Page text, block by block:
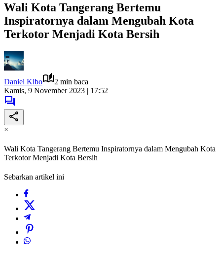
Wali Kota Tangerang Bertemu
Inspiratornya dalam Mengubah Kota
Terkotor Menjadi Kota Bersih
Daniel Kibo
2 min baca
Kamis, 9 November 2023 | 17:52
×
Wali Kota Tangerang Bertemu Inspiratornya dalam Mengubah Kota
Terkotor Menjadi Kota Bersih
Sebarkan artikel ini